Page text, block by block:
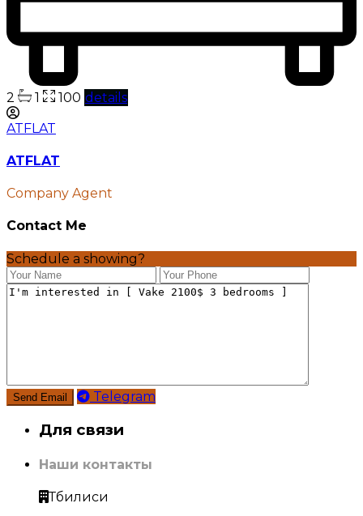
2 1 100 details
ATFLAT
ATFLAT
Company Agent
Contact Me
Schedule a showing?
Telegram
Для связи
Наши контакты
Тбилиси